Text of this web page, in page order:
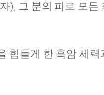
), 그 분의 피로 모든
힘들게 한 흑암 세력